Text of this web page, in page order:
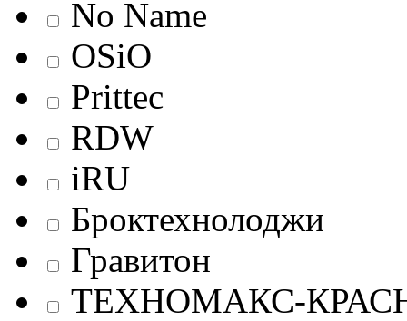
No Name
OSiO
Prittec
RDW
iRU
Броктехнолоджи
Гравитон
ТЕХНОМАКС-